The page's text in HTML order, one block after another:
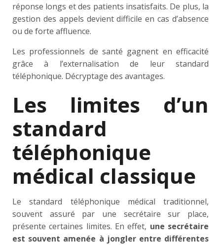
réponse longs et des patients insatisfaits. De plus, la
gestion des appels devient difficile en cas d’absence
ou de forte affluence.
Les professionnels de santé gagnent en efficacité
grâce à l’externalisation de leur standard
téléphonique. Décryptage des avantages.
Les limites d’un
standard
téléphonique
médical classique
Le standard téléphonique médical traditionnel,
souvent assuré par une secrétaire sur place,
présente certaines limites. En effet, une secrétaire
est souvent amenée à jongler entre différentes